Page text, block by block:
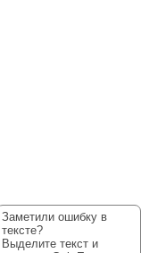
Заметили ошибку в
тексте?
Выделите текст и